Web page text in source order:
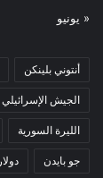
« يونيو
أنتوني بلينكن
الجيش الإسرائيلي
الليرة السورية
جو بايدن دولار